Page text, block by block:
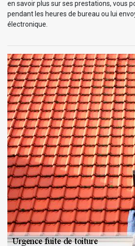
en savoir plus sur ses prestations, vous
pendant les heures de bureau ou lui
électronique.